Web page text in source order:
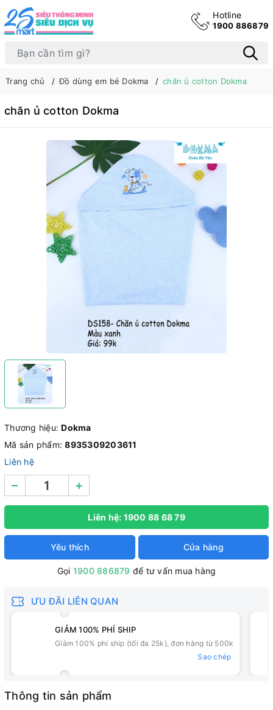
Hotline
1900 886879
Trang chủ Đồ dùng em bé Dokma chăn ủ cotton Dokma
chăn ủ cotton Dokma
Thương hiệu:Dokma
Mã sản phẩm:8935309203611
Liên hệ
– +
Liên hệ: 1900 88 68 79
Yêu thích Cửa hàng
Gọi 1900 886879 để tư vấn mua hàng
ƯU ĐÃI LIÊN QUAN
GIẢM 100% PHÍ SHIP
Giảm 100% phí ship (tối đa 25k), đơn hàng từ 500k
Sao chép
Thông tin sản phẩm